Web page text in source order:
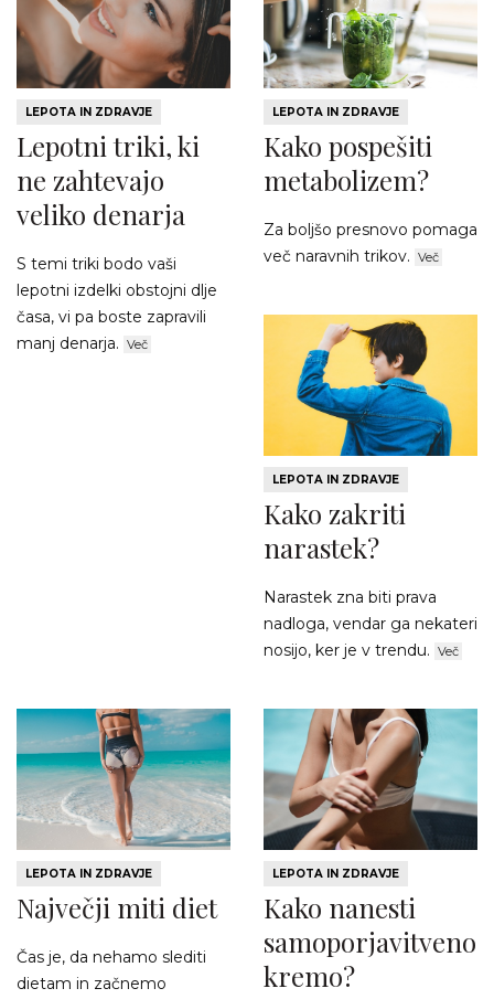
LEPOTA IN ZDRAVJE
Lepotni triki, ki
ne zahtevajo
veliko denarja
S temi triki bodo vaši
lepotni izdelki obstojni dlje
časa, vi pa boste zapravili
manj denarja. Več
LEPOTA IN ZDRAVJE
Kako pospešiti
metabolizem?
Za boljšo presnovo pomaga
več naravnih trikov. Več
LEPOTA IN ZDRAVJE
Kako zakriti
narastek?
Narastek zna biti prava
nadloga, vendar ga nekateri
nosijo, ker je v trendu. Več
LEPOTA IN ZDRAVJE
Največji miti diet
Čas je, da nehamo slediti
dietam in začnemo
LEPOTA IN ZDRAVJE
Kako nanesti
samoporjavitveno
kremo?